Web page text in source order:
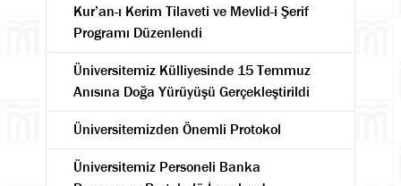
Kur’an-ı Kerim Tilaveti ve Mevlid-i Şerif
Programı Düzenlendi
Üniversitemiz Külliyesinde 15 Temmuz
Anısına Doğa Yürüyüşü Gerçekleştirildi
Üniversitemizden Önemli Protokol
Üniversitemiz Personeli Banka